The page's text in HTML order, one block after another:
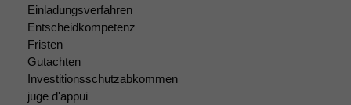
Einladungsverfahren
Entscheidkompetenz
Fristen
Gutachten
Investitionsschutzabkommen
juge d'appui